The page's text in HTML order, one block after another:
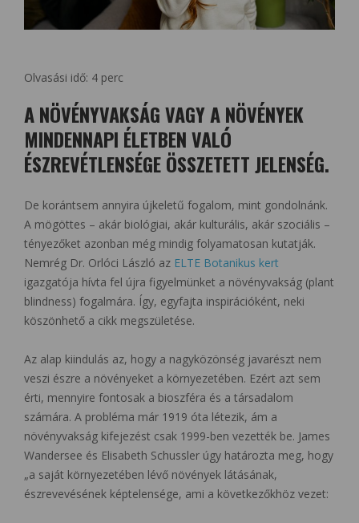
Olvasási idő: 4 perc
A NÖVÉNYVAKSÁG VAGY A NÖVÉNYEK
MINDENNAPI ÉLETBEN VALÓ
ÉSZREVÉTLENSÉGE ÖSSZETETT JELENSÉG.
De korántsem annyira újkeletű fogalom, mint gondolnánk.
A mögöttes – akár biológiai, akár kulturális, akár szociális –
tényezőket azonban még mindig folyamatosan kutatják.
Nemrég Dr. Orlóci László az ELTE Botanikus kert
igazgatója hívta fel újra figyelmünket a növényvakság (plant
blindness) fogalmára. Így, egyfajta inspirációként, neki
köszönhető a cikk megszületése.
Az alap kiindulás az, hogy a nagyközönség javarészt nem
veszi észre a növényeket a környezetében. Ezért azt sem
érti, mennyire fontosak a bioszféra és a társadalom
számára. A probléma már 1919 óta létezik, ám a
növényvakság kifejezést csak 1999-ben vezették be. James
Wandersee és Elisabeth Schussler úgy határozta meg, hogy
„a saját környezetében lévő növények látásának,
észrevevésének képtelensége, ami a következőkhöz vezet: